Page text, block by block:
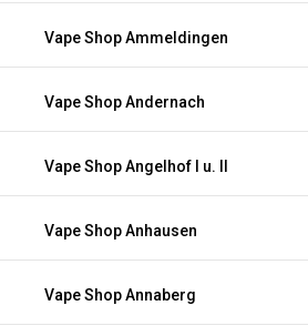
Vape Shop Ammeldingen
Vape Shop Andernach
Vape Shop Angelhof I u. II
Vape Shop Anhausen
Vape Shop Annaberg